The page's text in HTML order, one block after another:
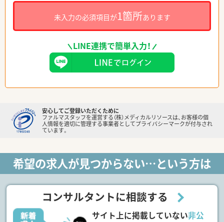
未入力の必須項目が1箇所あります
LINE連携で簡単入力！
安心してご登録いただくために
ファルマスタッフを運営する（株）メディカルリソースは、お客様の個
人情報を適切に管理する事業者としてプライバシーマークが付与され
ています。
希望の求人が見つからない…という方は
コンサルタントに相談する
サイト上に掲載していない非公